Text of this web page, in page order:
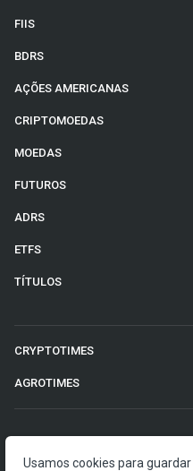
FIIS
BDRS
AÇÕES AMERICANAS
CRIPTOMOEDAS
MOEDAS
FUTUROS
ADRS
ETFS
TÍTULOS
CRYPTOTIMES
AGROTIMES
Usamos cookies para